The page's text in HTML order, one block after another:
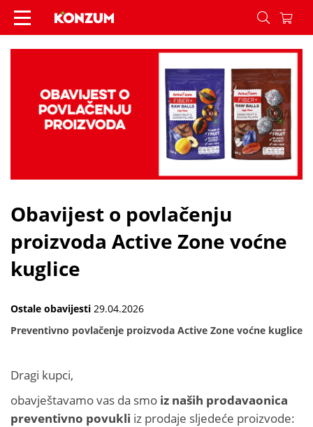
Obavijest o povlačenju proizvoda Active Zone
Obavijest o povlačenju
proizvoda Active Zone voćne
kuglice
Ostale obavijesti 29.04.2026
Preventivno povlačenje proizvoda Active Zone voćne kuglice
Dragi kupci,
obavještavamo vas da smo iz naših prodavaonica
preventivno povukli iz prodaje sljedeće proizvode: